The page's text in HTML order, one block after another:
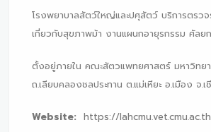
โรงพยาบาลสัตว์ใหญ่และปศุสัตว์ บริการตรวจ
เกี่ยวกับสุขภาพม้า งานแผนกอายุรกรรม ศัลย
ตั้งอยู่ภายใน คณะสัตวแพทยศาสตร์ มหาวิทยา
ถ.เลียบคลองชลประทาน ต.แม่เหียะ อ.เมือง จ.
Website: https://